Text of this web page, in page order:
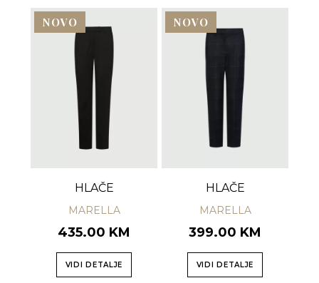
NOVO
HLAČE
MARELLA
435.00 KM
VIDI DETALJE
NOVO
HLAČE
MARELLA
399.00 KM
VIDI DETALJE